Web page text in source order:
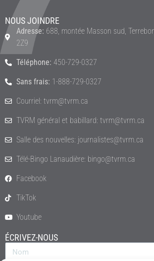
NOUS JOINDRE
Adresse: 688, montée Masson sud,
2Z9
Téléphone: 450-729-0327
Sans frais: 1-888-729-0327
Courriel: tvrm@tvrm.ca
TVRM général et babillard: tvrm@tvrm.ca
Salle des nouvelles: journalistes@tvrm.ca
Télé-Bingo Lanaudière: bingo@tvrm.ca
Facebook
TikTok
Youtube
ÉCRIVEZ-NOUS